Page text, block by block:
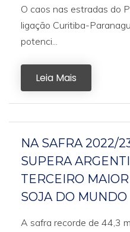
O caos nas estradas do
ligação Curitiba-
potenci...
Leia Mais
NA SAFRA 2022/
SUPERA
TERCEIRO
SOJA DO MUNDO
A safra recorde de 44,3